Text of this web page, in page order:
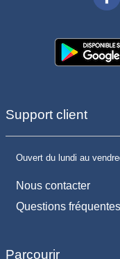
Support client
Ouvert du lundi au
Nous contacter
Questions fréquentes
Parcourir